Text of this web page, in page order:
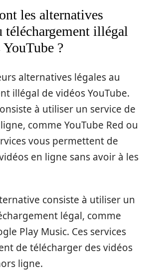
les alternatives
téléchargement illégal
?
alternatives légales au
illégal de vidéos YouTube.
à utiliser un service de
comme YouTube Red ou
vous permettent de
en ligne sans avoir à les
consiste à utiliser un
légal, comme
Play Music. Ces services
de télécharger des vidéos
ligne.